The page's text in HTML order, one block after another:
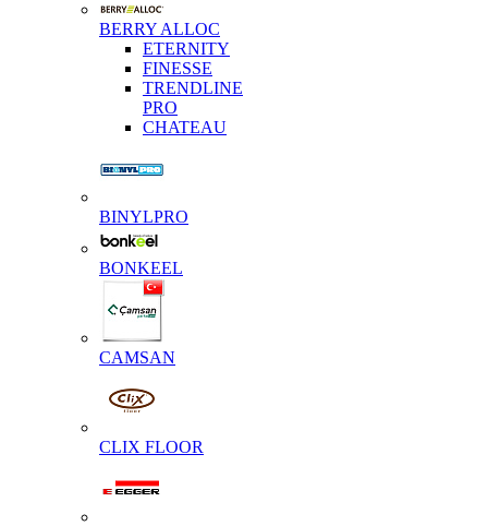
BERRY ALLOC
ETERNITY
FINESSE
TRENDLINE
PRO
CHATEAU
BINYLPRO
BONKEEL
CAMSAN
CLIX FLOOR